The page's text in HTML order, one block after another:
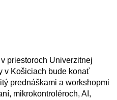
priestoroch Univerzitnej
v Košiciach bude konať
prednáškami a workshopmi
mikrokontroléroch, AI,